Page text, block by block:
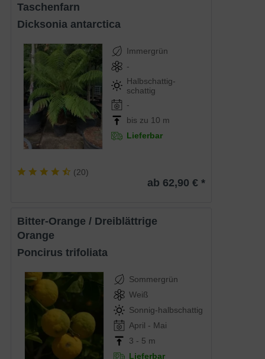
Taschenfarn
Dicksonia antarctica
Immergrün
-
Halbschattig-
schattig
-
bis zu 10 m
Lieferbar
(20)
ab 62,90 € *
Bitter-Orange / Dreiblättrige
Orange
Poncirus trifoliata
Sommergrün
Weiß
Sonnig-halbschattig
April - Mai
3 - 5 m
Lieferbar